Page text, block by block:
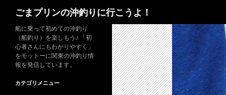
ごまプリンの沖釣りに行こうよ！
船に乗って初めての沖釣り
（船釣り）を楽しもう♪ 「初
心者さんにもわかりやすく」
をモットーに関東の沖釣り情
報を発信しています。
カテゴリメニュー